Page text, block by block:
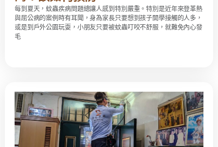
每到夏天，蚊蟲疾病問題總讓人感到特別嚴重。特別是近年來登革熱
與屈公病的案例時有耳聞，身為家長只要想到孩子開學接觸的人多，
或是到戶外公園玩耍，小朋友只要被蚊蟲叮咬不舒服，就難免內心發
毛